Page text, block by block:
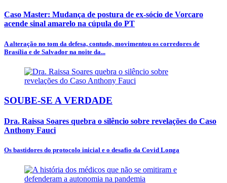
Caso Master: Mudança de postura de ex-sócio de Vorcaro
acende sinal amarelo na cúpula do PT
A alteração no tom da defesa, contudo, movimentou os corredores de
Brasília e de Salvador na noite da...
SOUBE-SE A VERDADE
Dra. Raissa Soares quebra o silêncio sobre revelações do Caso
Anthony Fauci
Os bastidores do protocolo inicial e o desafio da Covid Longa